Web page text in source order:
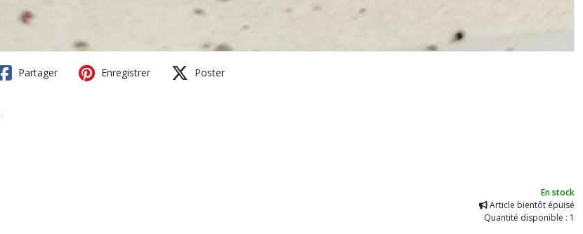
Partager Enregistrer Poster
En stock
Article bientôt épuisé
Quantité disponible : 1